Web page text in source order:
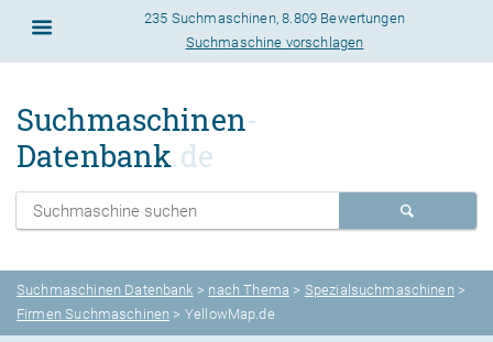
235 Suchmaschinen,8.809 Bewertungen
Suchmaschine vorschlagen
Suchmaschinen-
Datenbank.de
Suchmaschinen Datenbank > nach Thema > Spezialsuchmaschinen >
Firmen Suchmaschinen > YellowMap.de